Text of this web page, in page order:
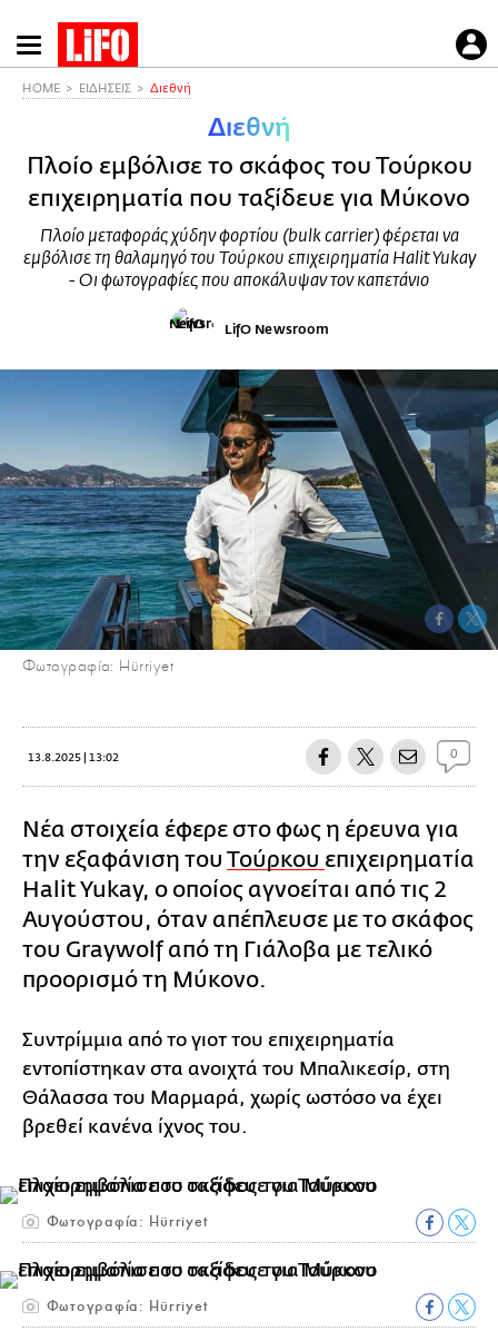
Παράκαμψη
προς
HOME ΕΙΔΗΣΕΙΣ Διεθνή
Διεθνή
Πλοίο εμβόλισε το σκάφος του Τούρκου
επιχειρηματία που ταξίδευε για Μύκονο
Πλοίο μεταφοράς χύδην φορτίου (bulk carrier) φέρεται να
εμβόλισε τη θαλαμηγό του Τούρκου επιχειρηματία Halit Yukay
- Οι φωτογραφίες που αποκάλυψαν τον καπετάνιο
LifO Newsroom
Φωτογραφία: Hürriyet
13.8.2025 | 13:02 0
Νέα στοιχεία έφερε στο φως η έρευνα για
την εξαφάνιση του Τούρκου επιχειρηματία
Halit Yukay, ο οποίος αγνοείται από τις 2
Αυγούστου, όταν απέπλευσε με το σκάφος
του Graywolf από τη Γιάλοβα με τελικό
προορισμό τη Μύκονο.
Συντρίμμια από το γιοτ του επιχειρηματία
εντοπίστηκαν στα ανοιχτά του Μπαλικεσίρ, στη
Θάλασσα του Μαρμαρά, χωρίς ωστόσο να έχει
βρεθεί κανένα ίχνος του.
Φωτογραφία: Hürriyet
Φωτογραφία: Hürriyet